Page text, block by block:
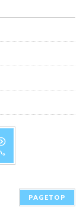
PAGETOP